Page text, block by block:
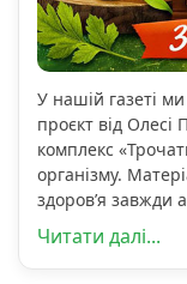
У нашій газеті
проєкт від
комплекс
організму.
здоров’я завжди
Читати далі...